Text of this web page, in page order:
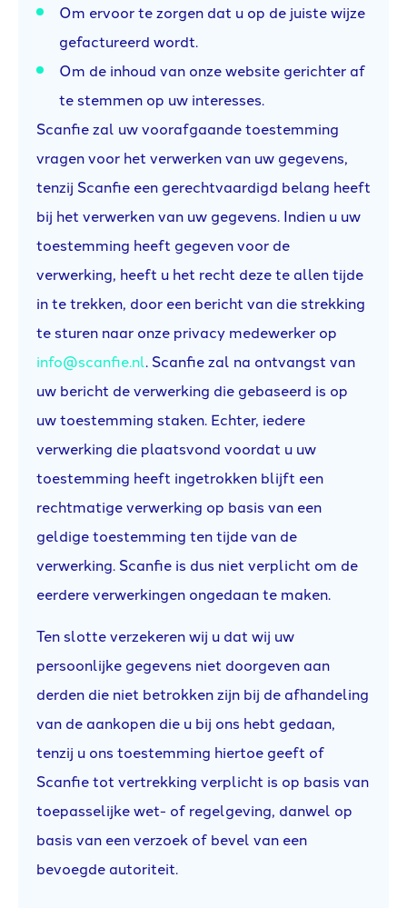
Om ervoor te zorgen dat u op de juiste wijze
gefactureerd wordt.
Om de inhoud van onze website gerichter af
te stemmen op uw interesses.
Scanfie zal uw voorafgaande toestemming
vragen voor het verwerken van uw gegevens,
tenzij Scanfie een gerechtvaardigd belang heeft
bij het verwerken van uw gegevens. Indien u uw
toestemming heeft gegeven voor de
verwerking, heeft u het recht deze te allen tijde
in te trekken, door een bericht van die strekking
te sturen naar onze privacy medewerker op
info@scanfie.nl. Scanfie zal na ontvangst van
uw bericht de verwerking die gebaseerd is op
uw toestemming staken. Echter, iedere
verwerking die plaatsvond voordat u uw
toestemming heeft ingetrokken blijft een
rechtmatige verwerking op basis van een
geldige toestemming ten tijde van de
verwerking. Scanfie is dus niet verplicht om de
eerdere verwerkingen ongedaan te maken.
Ten slotte verzekeren wij u dat wij uw
persoonlijke gegevens niet doorgeven aan
derden die niet betrokken zijn bij de afhandeling
van de aankopen die u bij ons hebt gedaan,
tenzij u ons toestemming hiertoe geeft of
Scanfie tot vertrekking verplicht is op basis van
toepasselijke wet- of regelgeving, danwel op
basis van een verzoek of bevel van een
bevoegde autoriteit.